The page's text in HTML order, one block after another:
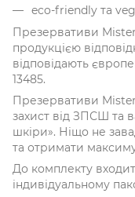
eco-friendly та
Презервативи
продукцією
відповідають
13485.
Презервативи
захист від ЗПСШ та
шкіри». Ніщо не
та отримати
До комплекту
індивідуальному